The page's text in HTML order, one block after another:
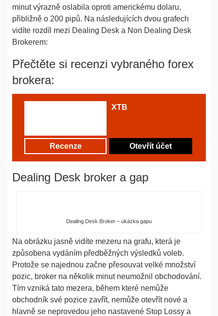
minut výrazně oslabila oproti americkému dolaru,
přibližně o 200 pipů. Na následujících dvou grafech
vidíte rozdíl mezi Dealing Desk a Non Dealing Desk
Brokerem:
Přečtěte si recenzi vybraného forex
brokera:
XTB
Recenze Otevřít účet
Dealing Desk broker a gap
Dealing Desk Broker – ukázka gapu
Na obrázku jasně vidíte mezeru na grafu, která je
způsobena vydáním předběžných výsledků voleb.
Protože se najednou začne přesouvat velké množství
pozic, broker na několik minut neumožnil obchodování.
Tím vzniká tato mezera, během které nemůže
obchodník své pozice zavřít, nemůže otevřít nové a
hlavně se neprovedou jeho nastavené Stop Lossy a